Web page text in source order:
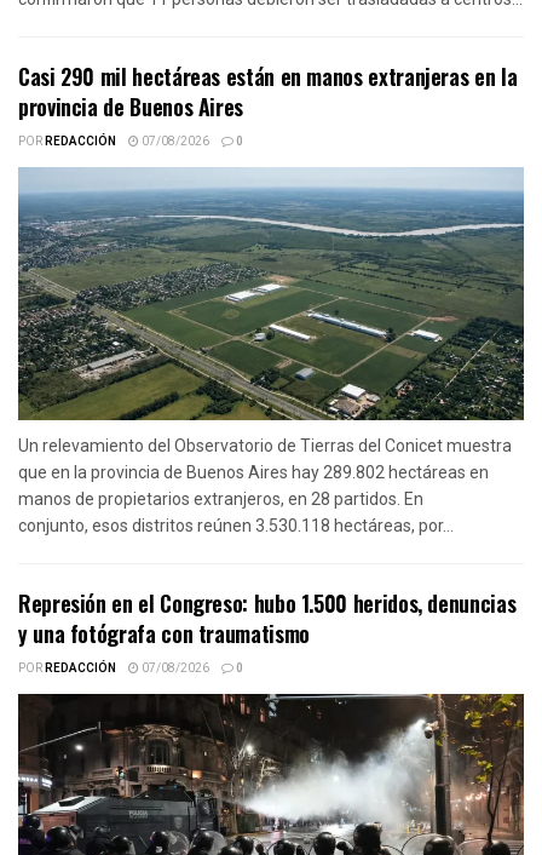
Casi 290 mil hectáreas están en manos extranjeras en la
provincia de Buenos Aires
PORREDACCIÓN 07/08/2026 0
Un relevamiento del Observatorio de Tierras del Conicet muestra
que en la provincia de Buenos Aires hay 289.802 hectáreas en
manos de propietarios extranjeros, en 28 partidos. En
conjunto, esos distritos reúnen 3.530.118 hectáreas, por...
Represión en el Congreso: hubo 1.500 heridos, denuncias
y una fotógrafa con traumatismo
PORREDACCIÓN 07/08/2026 0